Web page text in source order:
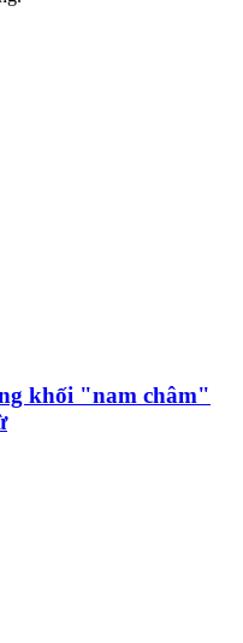
khối "nam châm"